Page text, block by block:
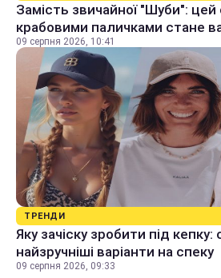
Замість звичайної "Шуби": цей
крабовими паличками стане
09 серпня 2026, 10:41
ТРЕНДИ
Яку зачіску зробити під
найзручніші варіанти на спеку
09 серпня 2026, 09:33